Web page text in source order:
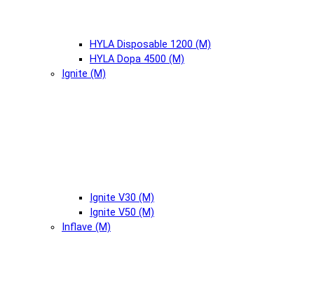
HYLA Disposable 1200 (М)
HYLA Dopa 4500 (М)
Ignite (М)
Ignite V30 (М)
Ignite V50 (М)
Inflave (М)